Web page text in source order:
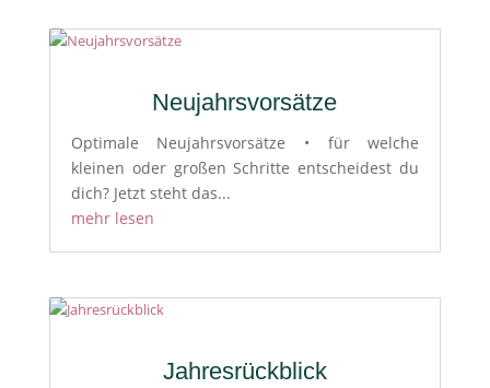
Neujahrsvorsätze
Optimale Neujahrsvorsätze • für welche
kleinen oder großen Schritte entscheidest du
dich? Jetzt steht das...
mehr lesen
Jahresrückblick